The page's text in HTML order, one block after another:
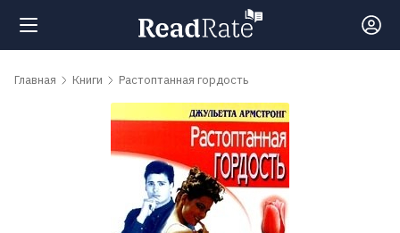
Поиск
Главная Книги Растоптанная гордость